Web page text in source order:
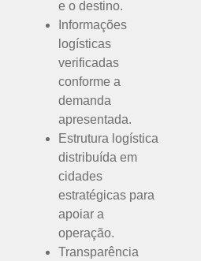
e o destino.
Informações
logísticas
verificadas
conforme a
demanda
apresentada.
Estrutura logística
distribuída em
cidades
estratégicas para
apoiar a
operação.
Transparência